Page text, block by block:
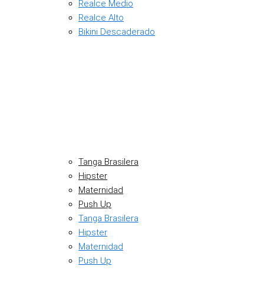
Realce Medio
Realce Alto
Bikini Descaderado
Tanga Brasilera
Hipster
Maternidad
Push Up
Tanga Brasilera
Hipster
Maternidad
Push Up